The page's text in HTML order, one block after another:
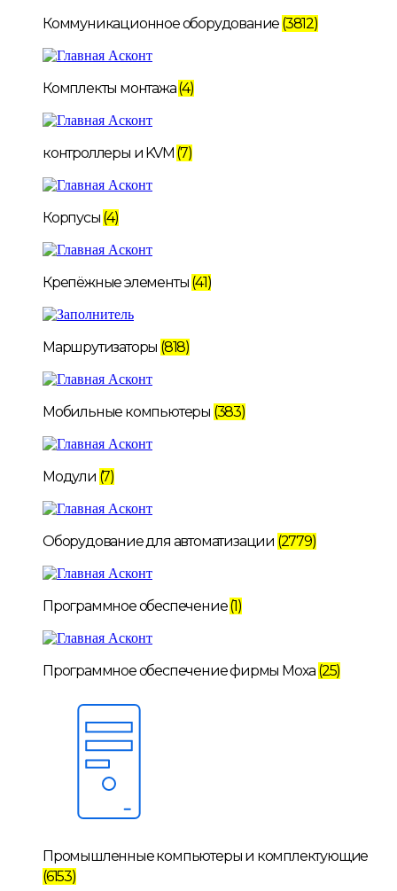
Коммуникационное оборудование (3812)
Комплекты монтажа(4)
контроллеры и KVM (7)
Корпусы (4)
Крепёжные элементы (41)
Маршрутизаторы (818)
Мобильные компьютеры (383)
Модули (7)
Оборудование для автоматизации (2779)
Программное обеспечение(1)
Программное обеспечение фирмы Moxa (25)
Промышленные компьютеры и комплектующие
(6153)